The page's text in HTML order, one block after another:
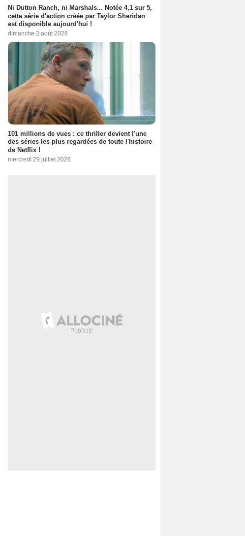
Ni Dutton Ranch, ni Marshals... Notée 4,1 sur 5,
cette série d'action créée par Taylor Sheridan
est disponible aujourd'hui !
dimanche 2 août 2026
101 millions de vues : ce thriller devient l'une
des séries les plus regardées de toute l'histoire
de Netflix !
mercredi 29 juillet 2026